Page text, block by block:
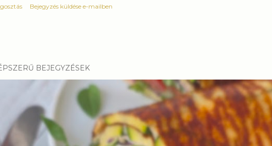
Bejegyzés küldése e-mailben
BEJEGYZÉSEK